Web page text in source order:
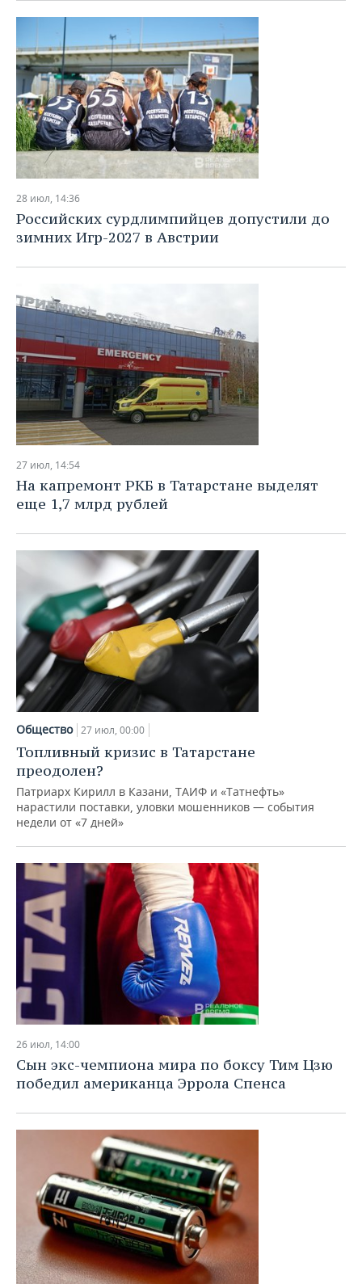
28 июл, 14:36
Российских сурдлимпийцев допустили до
зимних Игр-2027 в Австрии
27 июл, 14:54
На капремонт РКБ в Татарстане выделят
еще 1,7 млрд рублей
Общество 27 июл, 00:00
Топливный кризис в Татарстане
преодолен?
Патриарх Кирилл в Казани, ТАИФ и «Татнефть»
нарастили поставки, уловки мошенников — события
недели от «7 дней»
26 июл, 14:00
Сын экс-чемпиона мира по боксу Тим Цзю
победил американца Эррола Спенса